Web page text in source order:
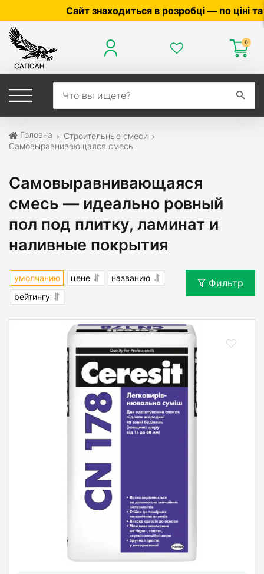
знаходиться в розробці — по ціні та наявності
0
Головна
Строительные смеси
Самовыравнивающаяся смесь
Самовыравнивающаяся
смесь — идеально ровный
пол под плитку, ламинат и
наливные покрытия
умолчанию цене
названию
рейтингу
Фильтр